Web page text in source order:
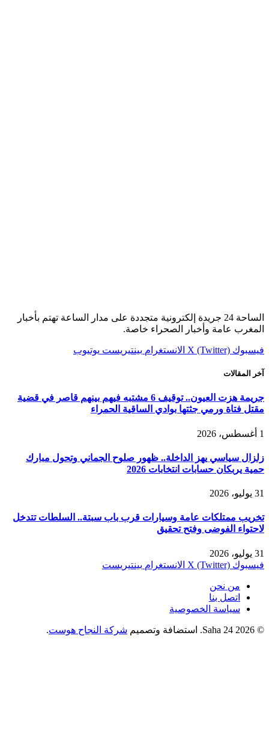
الساحة 24 جريدة إلكترونية متجددة على مدار الساعة تهتم بأخبار
المغرب عامة وأخبار الصحراء خاصة.
فيسبوك X (Twitter) الانستغرام بينتيريست يوتيوب
آخر المقالات
جريمة هزت العيون.. توقيف 6 مشتبه فيهم بينهم قاصر في قضية
مقتل فتاة ورمي جثتها بوادي الساقية الحمراء
1 أغسطس، 2026
زلزال سياسي يهز الداخلة.. ظهور صلوح الجماني وتحول مبارك
حمية يربكان حسابات انتخابات 2026
31 يوليو، 2026
تخريب ممتلكات عامة وسيارات قرب باب سبتة.. السلطات تتدخل
لاحتواء الفوضى وفتح تحقيق
31 يوليو، 2026
فيسبوك X (Twitter) الانستغرام بينتيريست
من نحن
اتصل بنا
سياسة الخصوصية
© 2026 Saha 24. استضافة وتصميم شركة النجاح هوست.